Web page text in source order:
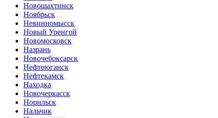
Новошахтинск
Ноябрьск
Невинномысск
Новый Уренгой
Новомосковск
Назрань
Новочебоксарск
Нефтеюганск
Нефтекамск
Находка
Новочеркасск
Норильск
Нальчик